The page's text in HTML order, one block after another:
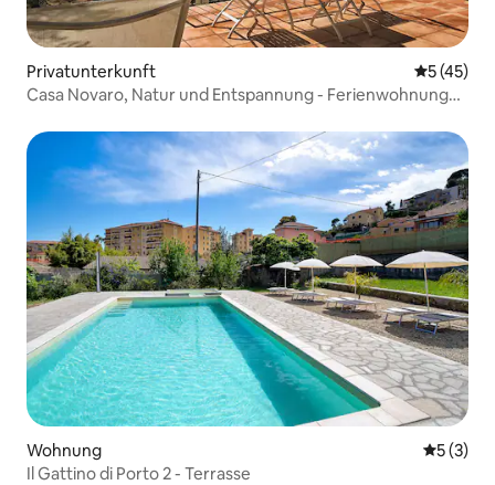
Privatunterkunft
5 (45)
Casa Novaro, Natur und Entspannung - Ferienwohnung
Wohnung
5 (3)
Il Gattino di Porto 2 - Terrasse